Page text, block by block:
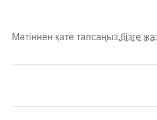
Мәтіннен қате тапсаңыз,бізге